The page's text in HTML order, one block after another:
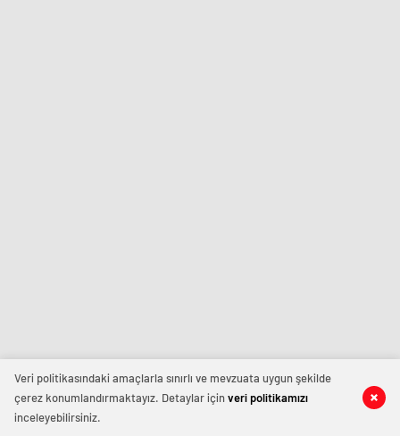
Veri politikasındaki amaçlarla sınırlı ve mevzuata uygun şekilde
çerez konumlandırmaktayız. Detaylar içinveri politikamızı
inceleyebilirsiniz.